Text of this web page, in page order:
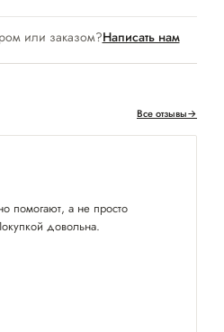
или заказом?Написать нам
Все отзывы→
помогают, а не просто
довольна.